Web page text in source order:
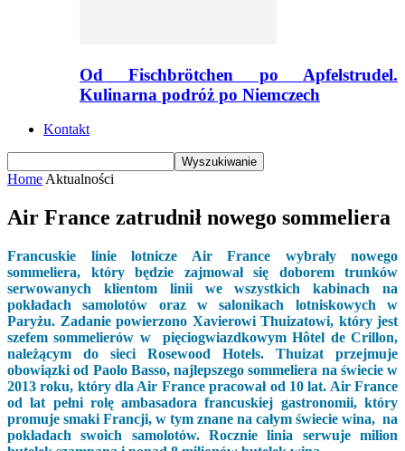
Od Fischbrötchen po Apfelstrudel.
Kulinarna podróż po Niemczech
Kontakt
Home Aktualności
Air France zatrudnił nowego sommeliera
Francuskie linie lotnicze Air France wybrały nowego
sommeliera, który będzie zajmował się doborem trunków
serwowanych klientom linii we wszystkich kabinach na
pokładach samolotów oraz w salonikach lotniskowych w
Paryżu. Zadanie powierzono Xavierowi Thuizatowi, który jest
szefem sommelierów w pięciogwiazdkowym Hôtel de Crillon,
należącym do sieci Rosewood Hotels. Thuizat przejmuje
obowiązki od Paolo Basso, najlepszego sommeliera na świecie w
2013 roku, który dla Air France pracował od 10 lat. Air France
od lat pełni rolę ambasadora francuskiej gastronomii, który
promuje smaki Francji, w tym znane na całym świecie wina, na
pokładach swoich samolotów. Rocznie linia serwuje milion